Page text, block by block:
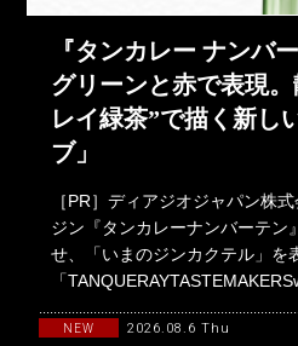
『タンカレー ナンバ
グリーンと赤で表現
レイ緑茶”で描く新し
ブ」
［PR］ディアジオジャパン株
ジン『タンカレーナンバーテン
せ、「いまのジンカクテル」を
「
NEW 2026.08.6 Thu